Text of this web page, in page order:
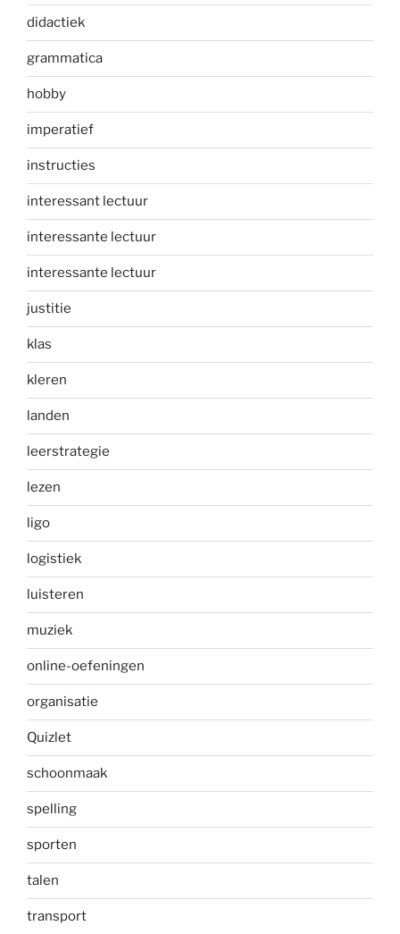
didactiek
grammatica
hobby
imperatief
instructies
interessant lectuur
interessante lectuur
interessante lectuur
justitie
klas
kleren
landen
leerstrategie
lezen
ligo
logistiek
luisteren
muziek
online-oefeningen
organisatie
Quizlet
schoonmaak
spelling
sporten
talen
transport